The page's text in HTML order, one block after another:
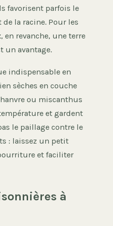
favorisent parfois le
la racine. Pour les
, en revanche, une terre
un avantage.
indispensable en
sèches en couche
ou miscanthus
et gardent
le paillage contre le
: laissez un petit
et faciliter
à